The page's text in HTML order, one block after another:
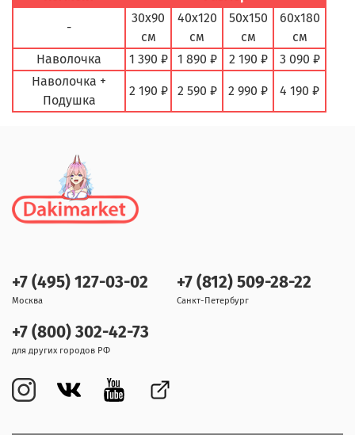
-
30х90
см
40х120
см
50х150
см
60х180
см
Наволочка
1 390 ₽ 1 890 ₽ 2 190 ₽
3 090 ₽
Наволочка +
Подушка
2 190 ₽ 2 590 ₽ 2 990 ₽ 4 190 ₽
+7 (495) 127-03-02
Москва
+7 (812) 509-28-22
Санкт-Петербург
+7 (800) 302-42-73
для других городов РФ